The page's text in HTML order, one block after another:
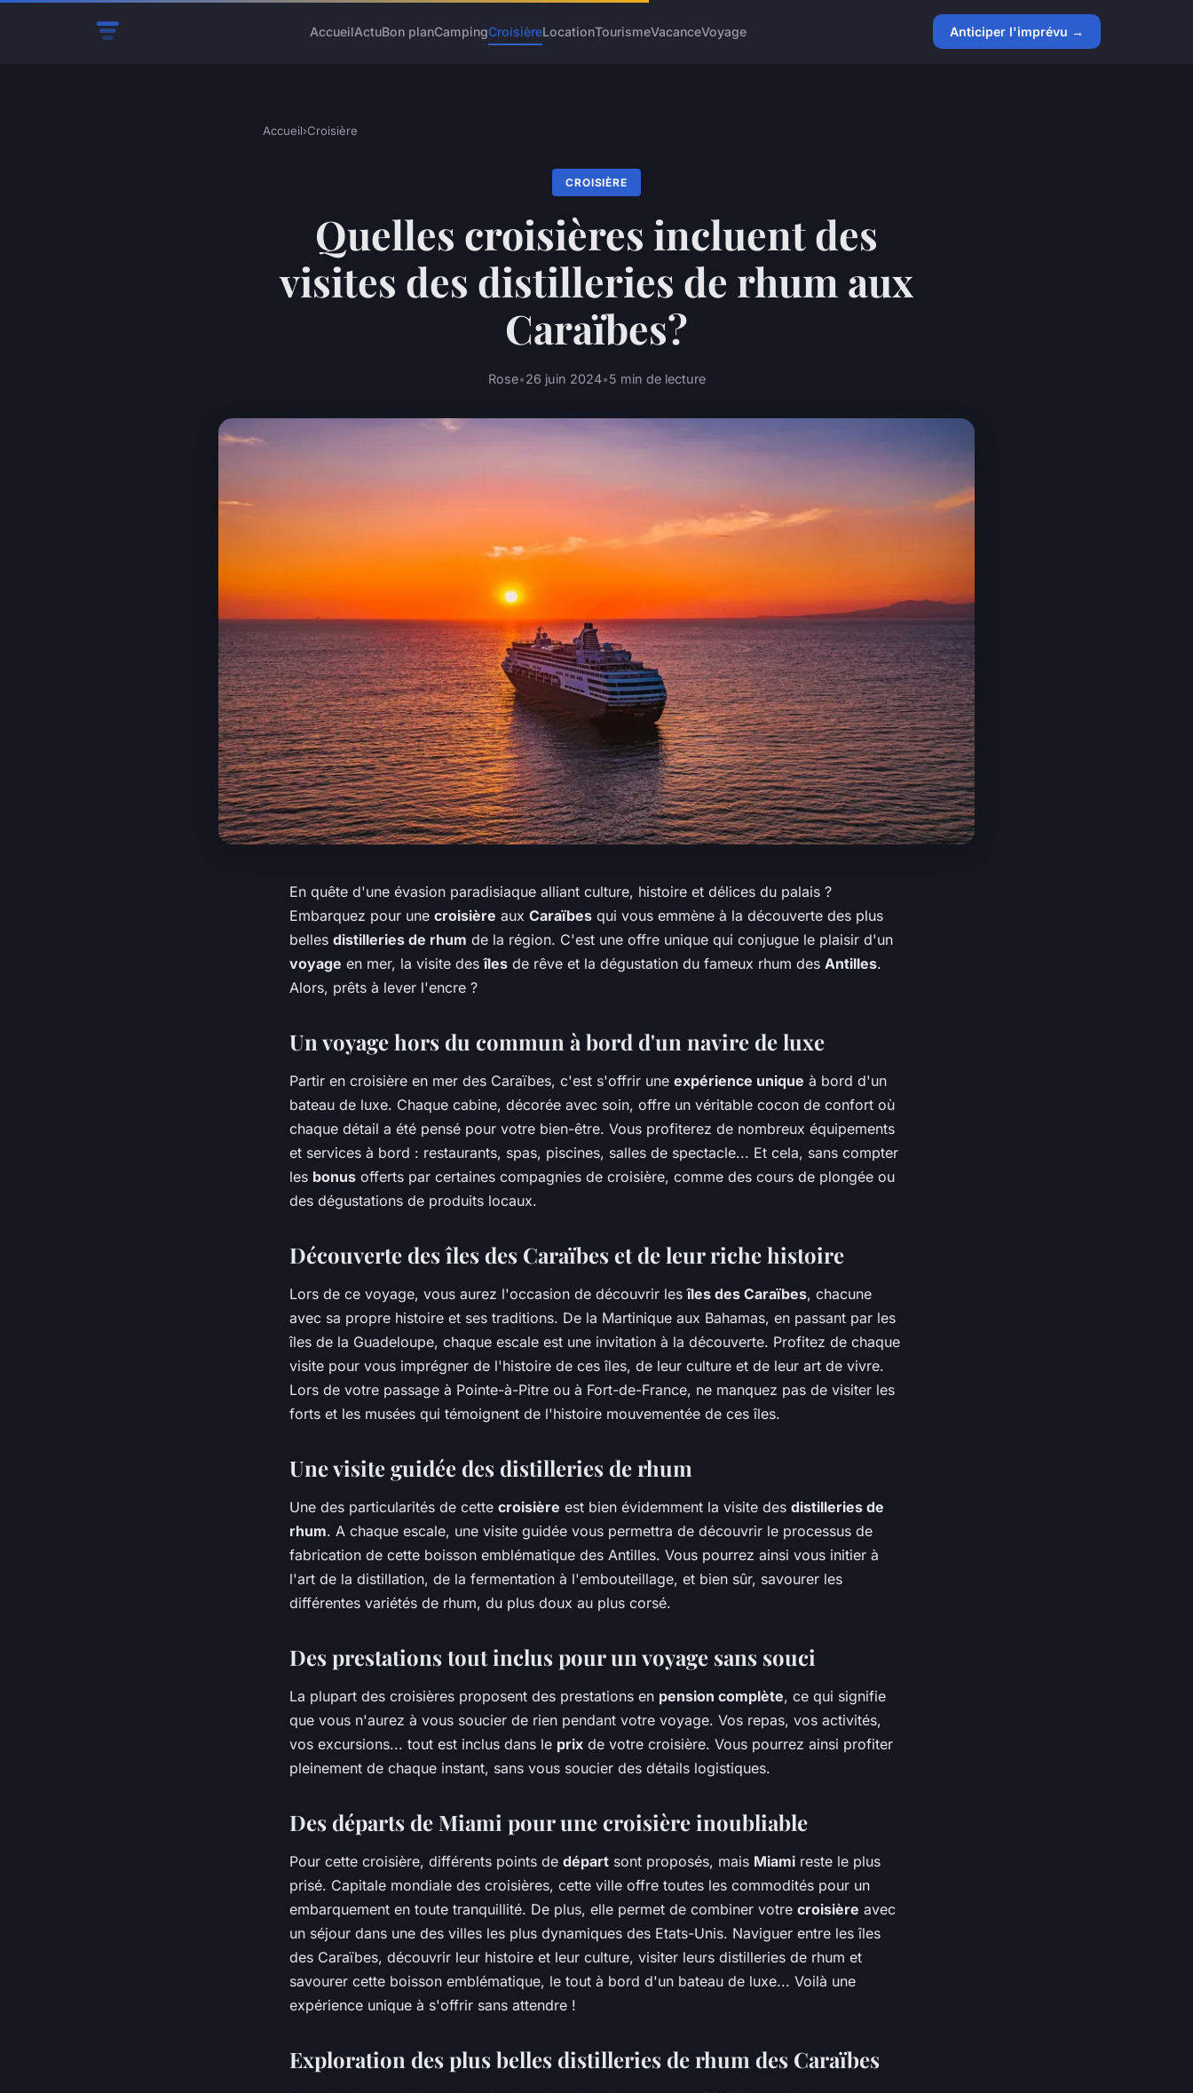
AccueilActuBon planCampingCroisièreLocationTourismeVacanceVoyage Anticiper l'imprévu →
Accueil›Croisière
CROISIÈRE
Quelles croisières incluent des
visites des distilleries de rhum aux
Caraïbes?
Rose•26 juin 2024•5 min de lecture
En quête d'une évasion paradisiaque alliant culture, histoire et délices du palais ?
Embarquez pour une croisière aux Caraïbes qui vous emmène à la découverte des plus
belles distilleries de rhum de la région. C'est une offre unique qui conjugue le plaisir d'un
voyage en mer, la visite desîles de rêve et la dégustation du fameux rhum des Antilles.
Alors, prêts à lever l'encre ?
Un voyage hors du commun à bord d'un navire de luxe
Partir en croisière en mer des Caraïbes, c'est s'offrir une expérience unique à bord d'un
bateau de luxe. Chaque cabine, décorée avec soin, offre un véritable cocon de confort où
chaque détail a été pensé pour votre bien-être. Vous profiterez de nombreux équipements
et services à bord : restaurants, spas, piscines, salles de spectacle... Et cela, sans compter
les bonus offerts par certaines compagnies de croisière, comme des cours de plongée ou
des dégustations de produits locaux.
Découverte des îles des Caraïbes et de leur riche histoire
Lors de ce voyage, vous aurez l'occasion de découvrir lesîles des Caraïbes, chacune
avec sa propre histoire et ses traditions. De la Martinique aux Bahamas, en passant par les
îles de la Guadeloupe, chaque escale est une invitation à la découverte. Profitez de chaque
visite pour vous imprégner de l'histoire de ces îles, de leur culture et de leur art de vivre.
Lors de votre passage à Pointe-à-Pitre ou à Fort-de-France, ne manquez pas de visiter les
forts et les musées qui témoignent de l'histoire mouvementée de ces îles.
Une visite guidée des distilleries de rhum
Une des particularités de cette croisière est bien évidemment la visite des distilleries de
rhum. A chaque escale, une visite guidée vous permettra de découvrir le processus de
fabrication de cette boisson emblématique des Antilles. Vous pourrez ainsi vous initier à
l'art de la distillation, de la fermentation à l'embouteillage, et bien sûr, savourer les
différentes variétés de rhum, du plus doux au plus corsé.
Des prestations tout inclus pour un voyage sans souci
La plupart des croisières proposent des prestations en pension complète, ce qui signifie
que vous n'aurez à vous soucier de rien pendant votre voyage. Vos repas, vos activités,
vos excursions... tout est inclus dans le prix de votre croisière. Vous pourrez ainsi profiter
pleinement de chaque instant, sans vous soucier des détails logistiques.
Des départs de Miami pour une croisière inoubliable
Pour cette croisière, différents points de départ sont proposés, mais Miami reste le plus
prisé. Capitale mondiale des croisières, cette ville offre toutes les commodités pour un
embarquement en toute tranquillité. De plus, elle permet de combiner votre croisière avec
un séjour dans une des villes les plus dynamiques des Etats-Unis. Naviguer entre les îles
des Caraïbes, découvrir leur histoire et leur culture, visiter leurs distilleries de rhum et
savourer cette boisson emblématique, le tout à bord d'un bateau de luxe... Voilà une
expérience unique à s'offrir sans attendre !
Exploration des plus belles distilleries de rhum des Caraïbes